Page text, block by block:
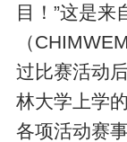
目！”这是来
（
过比赛活动
林大学上学
各项活动赛